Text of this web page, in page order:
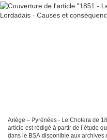
Ariège – Pyrénées - Le Cholera de
article est rédigé à partir de l’étude
dans le BSA disponible aux archives